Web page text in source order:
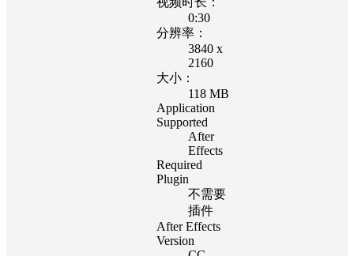
0:30
分辨率：
3840 x
2160
大小：
118 MB
Application
Supported
After
Effects
Required
Plugin
不需要
插件
After Effects
Version